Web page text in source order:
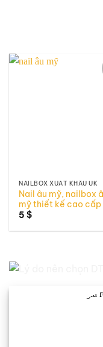
NAILBOX XUẤT KHẨU UK
Nail âu mỹ, nailbox
mỹ thiết kế cao cấp
5$